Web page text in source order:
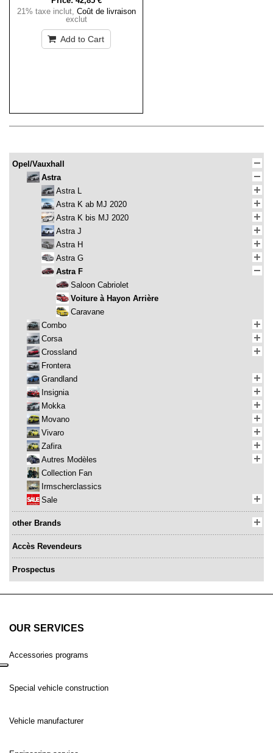
21% taxe inclut, Coût de livraison
exclut
Add to Cart
Opel/Vauxhall
Astra
Astra L
Astra K ab MJ 2020
Astra K bis MJ 2020
Astra J
Astra H
Astra G
Astra F
Saloon Cabriolet
Voiture à Hayon Arrière
Caravane
Combo
Corsa
Crossland
Frontera
Grandland
Insignia
Mokka
Movano
Vivaro
Zafira
Autres Modèles
Collection Fan
Irmscherclassics
Sale
other Brands
Accès Revendeurs
Prospectus
OUR SERVICES
Accessories programs
Special vehicle construction
Vehicle manufacturer